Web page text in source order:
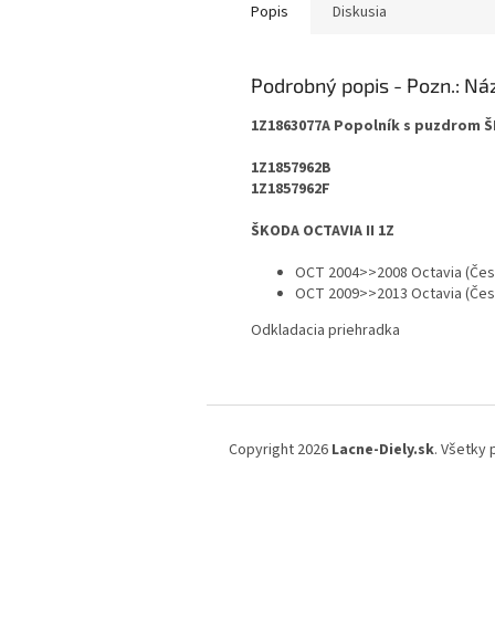
Popis Diskusia
Podrobný popis
1Z1863077A Popolník s puzdrom
1Z1857962B
1Z1857962F
ŠKODA OCTAVIA II 1Z
OCT 2004>>2008 Octavia
OCT 2009>>2013 Octavia
Odkladacia priehradka
Copyright 2026 Lacne-Diely.sk. Všetky